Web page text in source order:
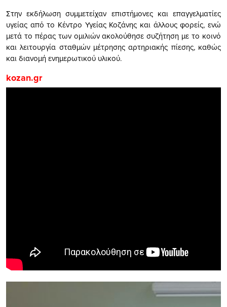
Στην εκδήλωση συμμετείχαν επιστήμονες και επαγγελματίες
υγείας από το Κέντρο Υγείας Κοζάνης και άλλους φορείς, ενώ
μετά το πέρας των ομιλιών ακολούθησε συζήτηση με το κοινό
και λειτουργία σταθμών μέτρησης αρτηριακής πίεσης, καθώς
και διανομή ενημερωτικού υλικού.
kozan.gr